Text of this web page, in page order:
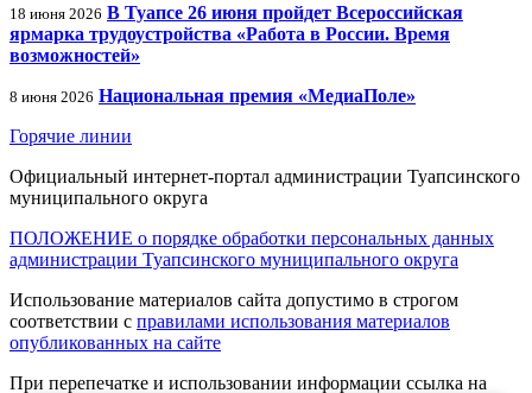
18 июня 2026 В Туапсе 26 июня пройдет Всероссийская
ярмарка трудоустройства «Работа в России. Время
возможностей»
8 июня 2026 Национальная премия «МедиаПоле»
Горячие линии
Официальный интернет-портал администрации Туапсинского
муниципального округа
ПОЛОЖЕНИЕ о порядке обработки персональных данных
администрации Туапсинского муниципального округа
Использование материалов сайта допустимо в строгом
соответствии с правилами использования материалов
опубликованных на сайте
При перепечатке и использовании информации ссылка на